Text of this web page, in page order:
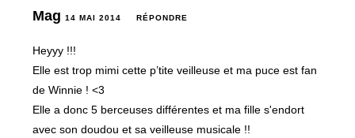
Mag14 MAI 2014 RÉPONDRE
Heyyy !!!
Elle est trop mimi cette p’tite veilleuse et ma puce est fan
de Winnie ! <3
Elle a donc 5 berceuses différentes et ma fille s'endort
avec son doudou et sa veilleuse musicale !!